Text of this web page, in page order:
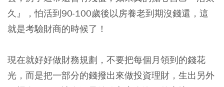
久』，怕活到90-100歲後以房養老到期沒錢還，這
就是考驗財商的時候了！
現在就好好做財務規劃，不要把每個月領到的錢花
光，而是把一部分的錢撥出來做投資理財，生出另外